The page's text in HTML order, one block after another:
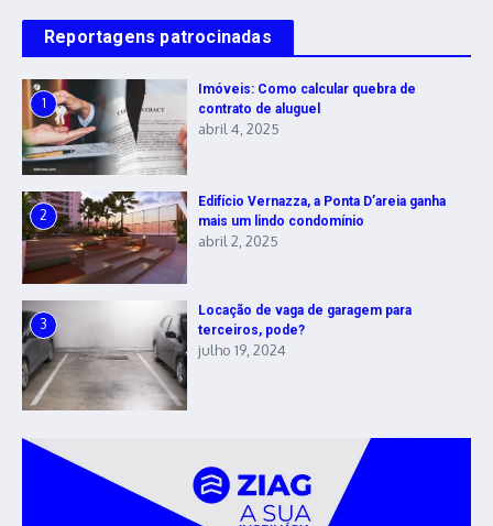
Reportagens patrocinadas
1
Imóveis: Como calcular quebra de
contrato de aluguel
abril 4, 2025
2
Edifício Vernazza, a Ponta D’areia ganha
mais um lindo condomínio
abril 2, 2025
3
Locação de vaga de garagem para
terceiros, pode?
julho 19, 2024